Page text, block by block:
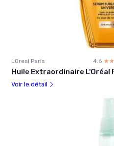
LOreal Paris 4.6
Huile Extraordinaire L'Oréal
Voir le détail